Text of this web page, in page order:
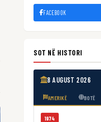
FACEBOOK
SOT NË HISTORI
8 AUGUST 2026
AMERIKË BOTË
1974